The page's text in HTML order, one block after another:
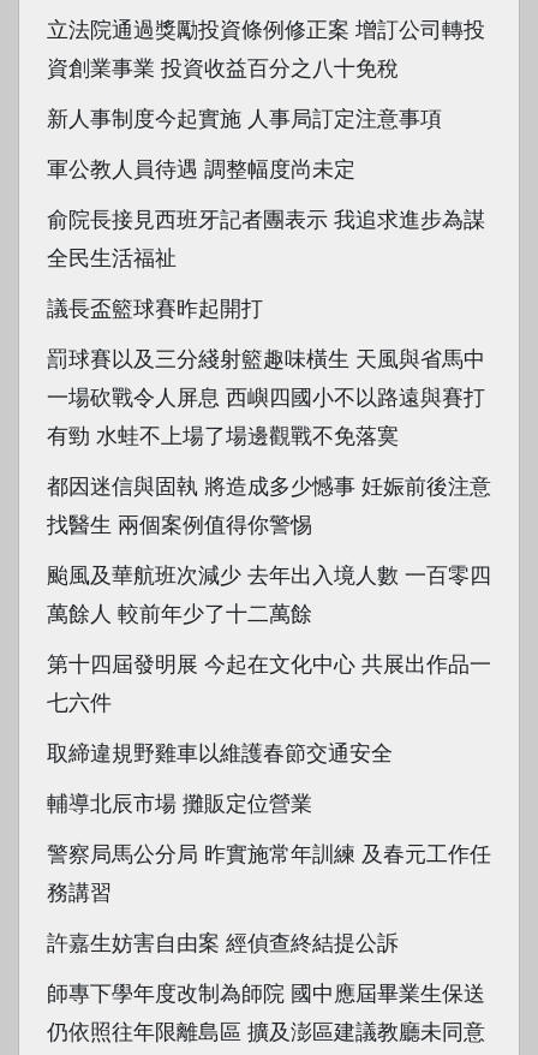
立法院通過獎勵投資條例修正案 增訂公司轉投
資創業事業 投資收益百分之八十免稅
新人事制度今起實施 人事局訂定注意事項
軍公教人員待遇 調整幅度尚未定
俞院長接見西班牙記者團表示 我追求進步為謀
全民生活福祉
議長盃籃球賽昨起開打
罰球賽以及三分綫射籃趣味橫生 天風與省馬中
一場砍戰令人屏息 西嶼四國小不以路遠與賽打
有勁 水蛙不上場了場邊觀戰不免落寞
都因迷信與固執 將造成多少憾事 妊娠前後注意
找醫生 兩個案例值得你警惕
颱風及華航班次減少 去年出入境人數 一百零四
萬餘人 較前年少了十二萬餘
第十四屆發明展 今起在文化中心 共展出作品一
七六件
取締違規野雞車以維護春節交通安全
輔導北辰市場 攤販定位營業
警察局馬公分局 昨實施常年訓練 及春元工作任
務講習
許嘉生妨害自由案 經偵查終結提公訴
師專下學年度改制為師院 國中應屆畢業生保送
仍依照往年限離島區 擴及澎區建議教廳未同意